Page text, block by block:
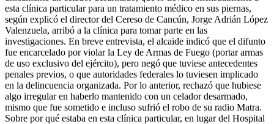
esta clínica particular para un tratamiento médico en sus piernas,
según explicó el director del Cereso de Cancún, Jorge Adrián López
Valenzuela, arribó a la clínica para tomar parte en las
investigaciones. En breve entrevista, el alcaide indicó que el difunto
fue encarcelado por violar la Ley de Armas de Fuego (portar armas
de uso exclusivo del ejército), pero negó que tuviese antecedentes
penales previos, o que autoridades federales lo tuviesen implicado
en la delincuencia organizada. Por lo anterior, rechazó que hubiese
algo irregular en haberlo mantenido con un celador desarmado,
mismo que fue sometido e incluso sufrió el robo de su radio Matra.
Sobre por qué estaba en esta clínica particular, en lugar del Hospital